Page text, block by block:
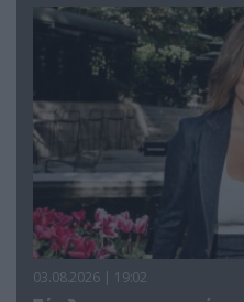
03.08.2026 | 19:02